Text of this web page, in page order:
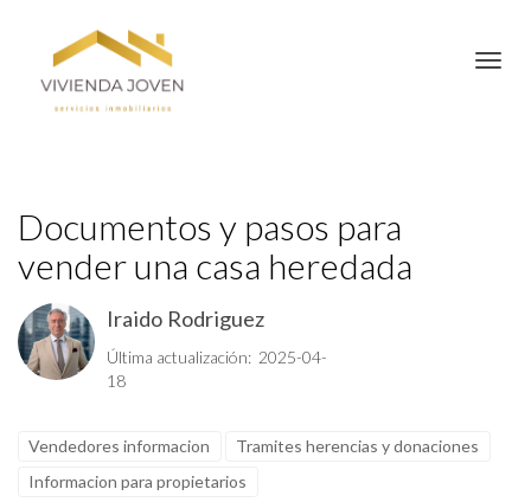
Documentos y pasos para
vender una casa heredada
Iraido Rodriguez
Última actualización: 2025-04-
18
Vendedores informacion
Tramites herencias y donaciones
Informacion para propietarios